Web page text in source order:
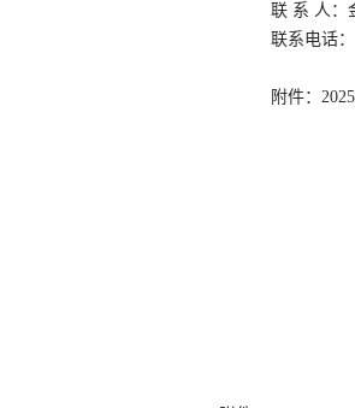
联 系 人：
联系电话：
附件：